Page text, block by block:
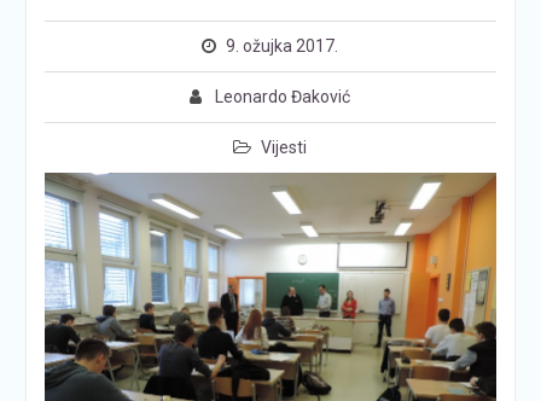
9. ožujka 2017.
Leonardo Đaković
Vijesti